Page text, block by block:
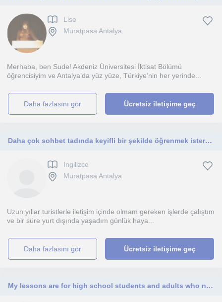
Lise
Muratpasa Antalya
Merhaba, ben Sude! Akdeniz Üniversitesi İktisat Bölümü
öğrencisiyim ve Antalya’da yüz yüze, Türkiye’nin her yerinde...
daha fazlasını gör Ücretsiz iletişime geç
Daha çok sohbet tadında keyifli bir şekilde öğrenmek isterseniz yardımcı olabilirimmm.
Ingilizce
Muratpasa Antalya
Uzun yıllar turistlerle iletişim içinde olmam gereken işlerde çalıştım
ve bir süre yurt dışında yaşadım günlük haya...
daha fazlasını gör Ücretsiz iletişime geç
My lessons are for high school students and adults who need IELTS for academic purposes. And i also teach IELTS general module.